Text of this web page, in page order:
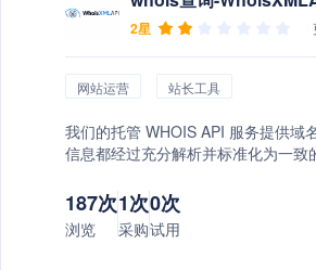
2星
网站运营 站长工具
我们的托管 WHOIS API 服务提供域
信息都经过充分解析并标准化为一
187次
浏览
1次
采购
0次
试用